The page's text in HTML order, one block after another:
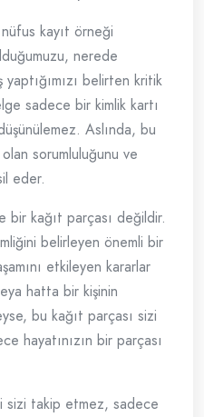
kayıt örneği
nerede
yaptığımızı belirten kritik
sadece bir kimlik kartı
Aslında, bu
sorumluluğunu ve
eder.
kağıt parçası değildir.
belirleyen önemli bir
etkileyen kararlar
hatta bir kişinin
bu kağıt parçası sizi
hayatınızın bir parçası
sizi takip etmez, sadece